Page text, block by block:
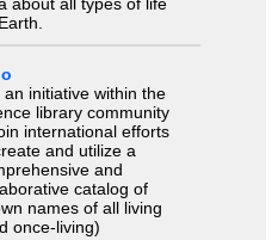
about all types of life
an initiative within the
library community
international efforts
and utilize a
and
catalog of
names of all living
once-living)